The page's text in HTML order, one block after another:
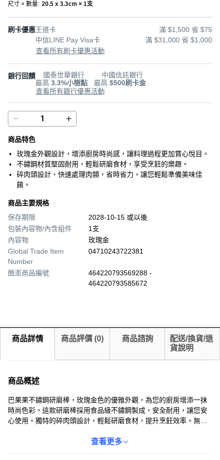
尺寸 × 數量: 20.5 x 3.3cm × 1支
刷卡優惠王道卡
滿 $1,500 省 $75
中信LINE Pay Visa卡
滿 $31,000 省 $1,000
查看所有刷卡優惠活動
銀行回饋
國泰世華銀行
最高 3.3%小樹點
中國信託銀行
最高 $500刷卡金
查看所有銀行優惠活動
商品特色
玫瑰金外觀設計，增添廚房時尚感，讓料理過程更加賞心悅目。
不鏽鋼材質堅固耐用，輕鬆研磨食材，享受烹飪的樂趣。
碎肉頭設計，快速處理肉類，省時省力，讓您輕鬆準備美味佳
餚。
商品主要規格
保存期限
2028-10-15 或以後
包裝內容物/內含組件
1支
內容物
玫瑰金
Global Trade Item
Number
04710243722381
酷澎商品編號
464220793569288 -
464220793585672
商品詳情 商品評價 (0) 商品諮詢
配送/換貨/退
貨說明
商品概述
巴果果不鏽鋼研磨棒，玫瑰金色的優雅外觀，為您的廚房增添一抹
時尚色彩。這款研磨棒採用食品級不鏽鋼製成，安全耐用，讓您安
心使用。獨特的碎肉頭設計，輕鬆研磨食材，提升烹飪效率。無論
果果研磨棒成為您的廚房好幫手，輕鬆享受烹飪的樂趣。
查看更多